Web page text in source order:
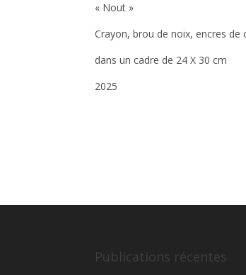
« Nout »
Crayon, brou de noix, encres de
dans un cadre de 24 X 30 cm
2025
Publications récentes